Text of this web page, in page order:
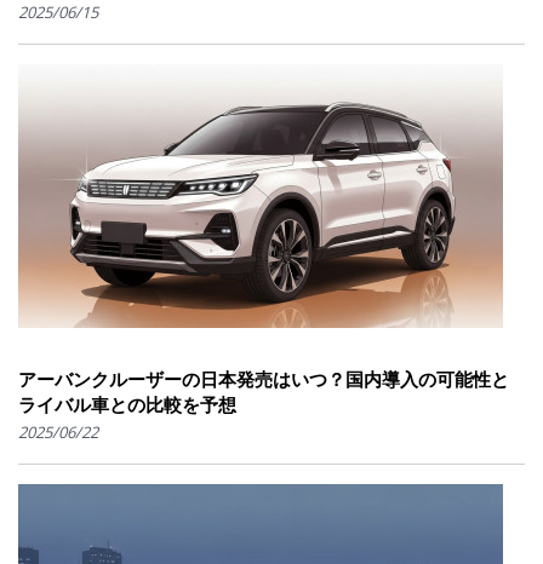
2025/06/15
アーバンクルーザーの日本発売はいつ？国内導入の可能性と
ライバル車との比較を予想
2025/06/22